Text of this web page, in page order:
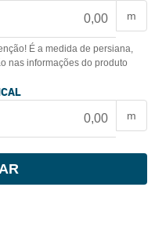
m
É a medida de persiana,
nas informações do produto
m